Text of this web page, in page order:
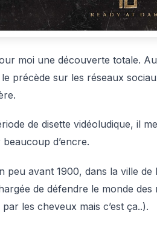
moi une découverte totale.
précède sur les réseaux
de disette vidéoludique, il
d’encre.
peu avant 1900, dans la ville
de défendre le monde des
les cheveux mais c’est ça..).